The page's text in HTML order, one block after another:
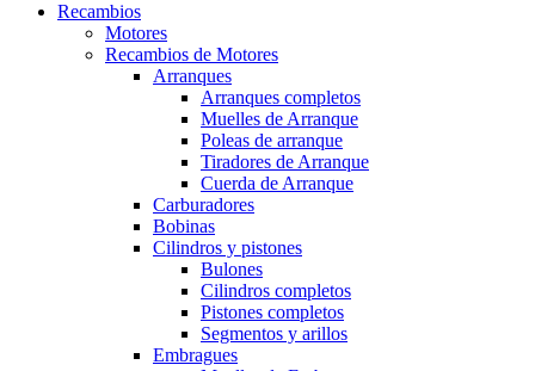
Recambios
Motores
Recambios de Motores
Arranques
Arranques completos
Muelles de Arranque
Poleas de arranque
Tiradores de Arranque
Cuerda de Arranque
Carburadores
Bobinas
Cilindros y pistones
Bulones
Cilindros completos
Pistones completos
Segmentos y arillos
Embragues